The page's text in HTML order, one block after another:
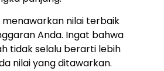
menawarkan nilai terbaik
Anda. Ingat bahwa
tidak selalu berarti lebih
nilai yang ditawarkan.